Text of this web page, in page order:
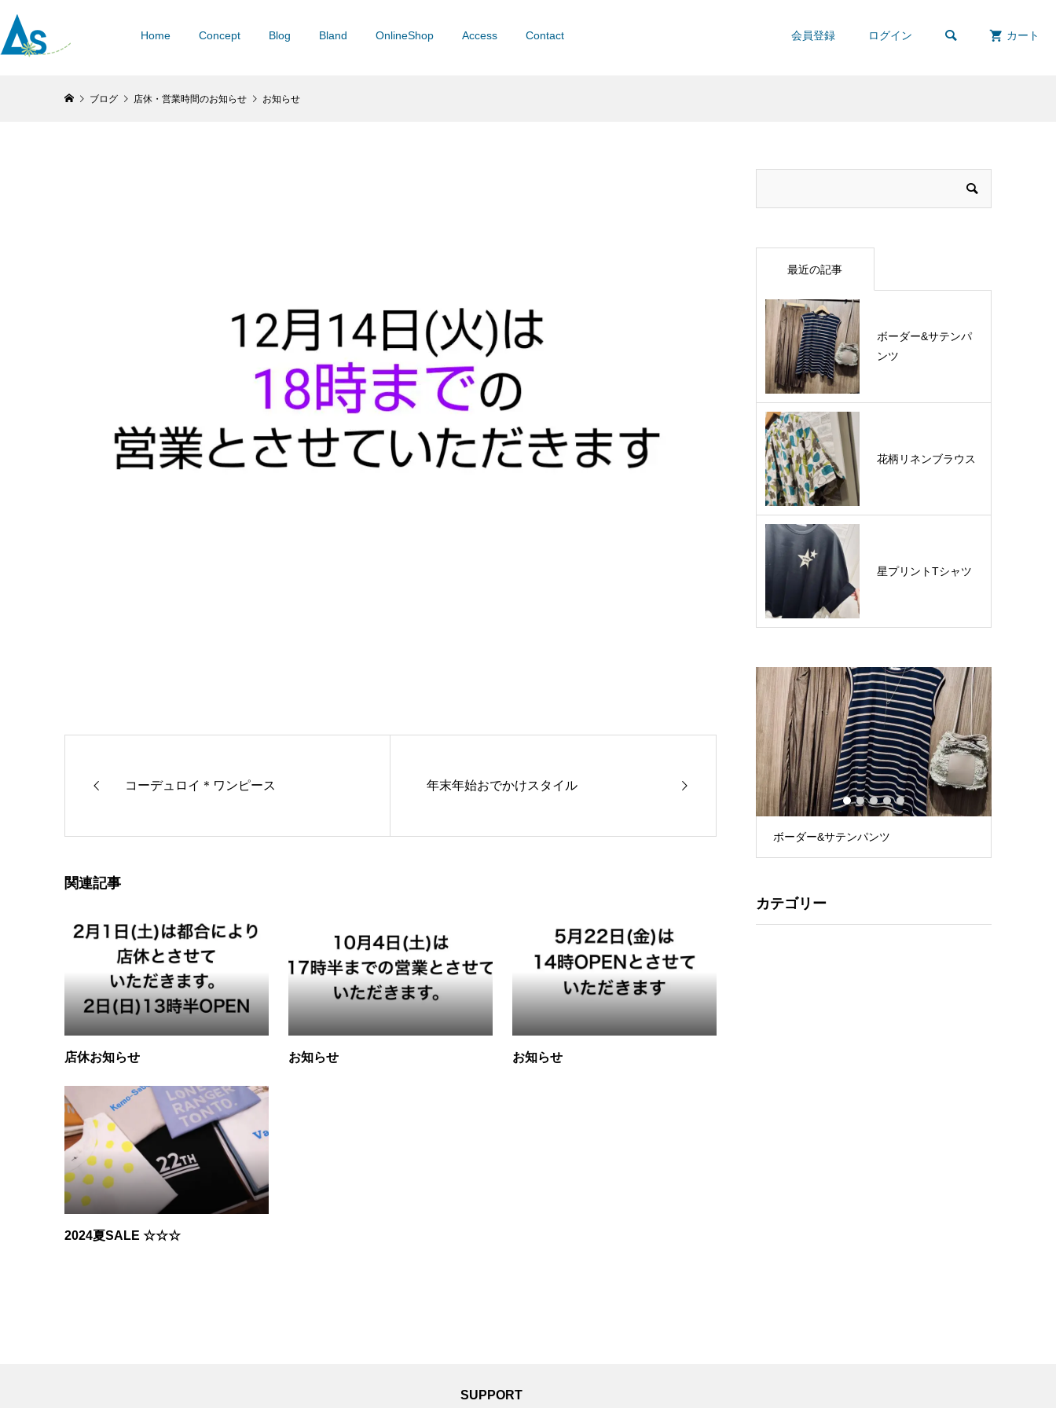
Home Concept Blog Bland OnlineShop Access Contact 会員登録 ログイン  カート
ブログ 店休・営業時間のお知らせ お知らせ
コーデュロイ＊ワンピース 年末年始おでかけスタイル
関連記事
店休お知らせ お知らせ お知らせ
2024夏SALE ☆☆☆
最近の記事
ボーダー&サテンパ
ンツ
花柄リネンブラウス
星プリントTシャツ
透け感とレース ボーダー&サテンパンツ
1 2 3 4 5
カテゴリー
SUPPORT